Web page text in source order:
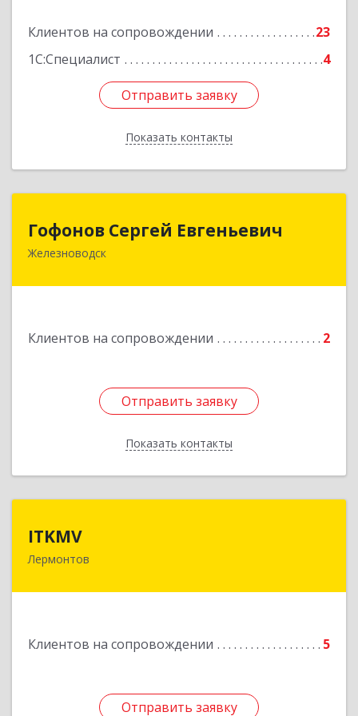
Клиентов на сопровождении
23
1С:Специалист
4
Отправить заявку
Показать контакты
Отправить заявку
Назад
Гофонов Сергей Евгеньевич
Железноводск
Клиентов на сопровождении 2
Отправить заявку
Показать контакты
Гофонов Сергей Евгеньевич
Отправить заявку
Назад
ITKMV
Лермонтов
Клиентов на сопровождении 5
Отправить заявку
Отправить заявку